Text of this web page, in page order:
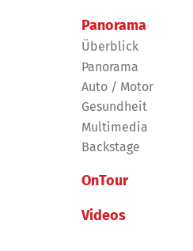
Panorama
Überblick
Panorama
Auto / Motor
Gesundheit
Multimedia
Backstage
OnTour
Videos